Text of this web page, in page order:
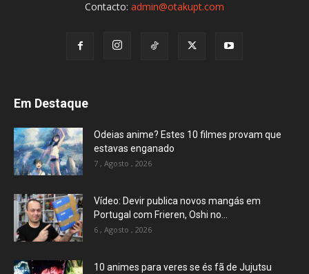
Contacto: admin@otakupt.com
Em Destaque
Odeias anime? Estes 10 filmes provam que
estavas enganado
7 , Agosto , 2026
Vídeo: Devir publica novos mangás em
Portugal com Frieren, Oshi no...
6 , Agosto , 2026
10 animes para veres se és fã de Jujutsu